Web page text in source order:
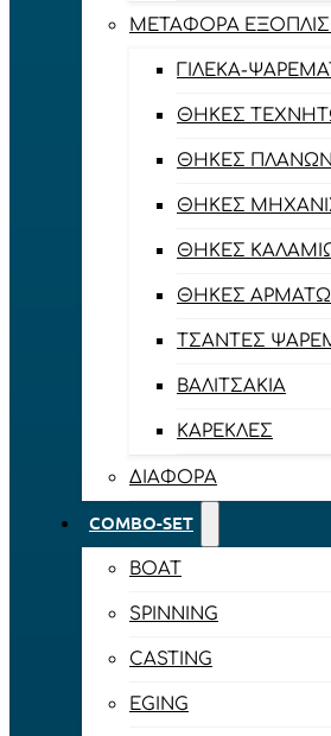
ΜΕΤΑΦΟΡΆ
ΓΙΛΈΚΑ-
ΘΉΚΕΣ
ΘΉΚΕΣ ΠΛΆΝΩΝ
ΘΉΚΕΣ
ΘΉΚΕΣ
ΘΉΚΕΣ
ΤΣΆΝΤΕΣ
ΒΑΛΙΤΣΆΚΙΑ
ΚΑΡΈΚΛΕΣ
ΔΙΆΦΟΡΑ
COMBO-SET
BOAT
SPINNING
CASTING
EGING